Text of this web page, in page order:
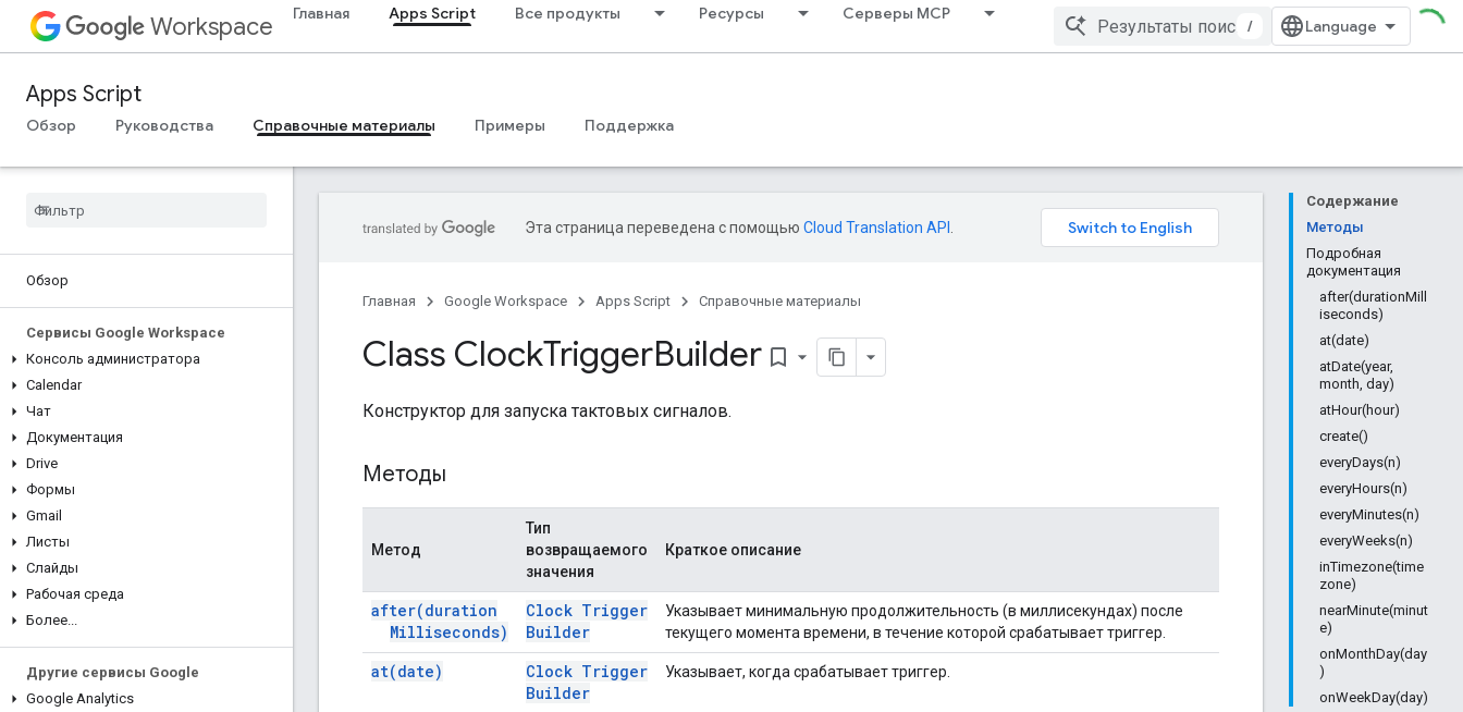
Workspace Главная Apps Script Все продукты Ресурсы Серверы MCP
/
Apps Script
Обзор Руководства Справочные материалы Примеры Поддержка
Обзор
Сервисы Google Workspace
Консоль администратора
Calendar
Чат
Документация
Drive
Формы
Gmail
Листы
Слайды
Рабочая среда
Более...
Другие сервисы Google
Google Analytics
Содержание
Методы
Подробная
документация
after(durationMill
iseconds)
at(date)
atDate(year,
month, day)
atHour(hour)
create()
everyDays(n)
everyHours(n)
everyMinutes(n)
everyWeeks(n)
inTimezone(time
zone)
nearMinute(minut
e)
onMonthDay(day
)
onWeekDay(day)
Эта страница переведена с помощью Cloud Translation API
Главная Google Workspace Apps Script Справочные материалы
Class ClockTriggerBuilder bookmark_border
Конструктор для запуска тактовых сигналов.
Методы
Метод
Тип
возвращаемого
значения
Краткое описание
after(duration
Milliseconds)
Clock Trigger
Builder
Указывает минимальную продолжительность (в миллисекундах) после
текущего момента времени, в течение которой срабатывает триггер.
at(date)
Clock Trigger
Builder
Указывает, когда срабатывает триггер.